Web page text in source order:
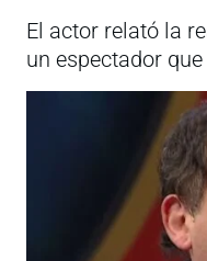
El actor relató la
un espectador